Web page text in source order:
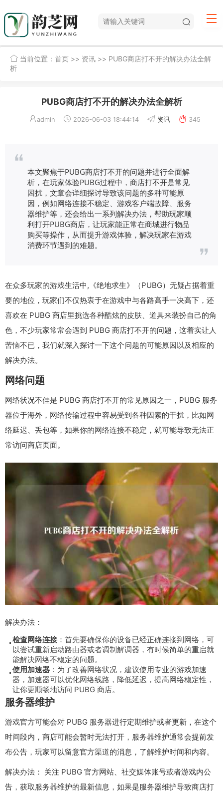
当前位置： 首页 >> 资讯 >> PUBG商店打不开的解决办法全解
析
PUBG商店打不开的解决办法全解析
admin 2026-06-03 18:44:14 资讯 345
本文聚焦于PUBG商店打不开的问题并进行全面解
析，在玩家体验PUBG过程中，商店打不开是常见
困扰，文章会详细探讨导致该问题的多种可能原
因，例如网络连接不稳定、游戏客户端故障、服务
器维护等，还会给出一系列解决办法，帮助玩家顺
利打开PUBG商店，让玩家能正常在商城进行物品
购买等操作，从而提升游戏体验，解决玩家在游戏
消费环节遇到的难题。
在众多玩家的游戏生活中,《绝地求生》（PUBG）无疑占据着重
要的地位，玩家们不仅热衷于在游戏中与各路高手一决高下，还
喜欢在 PUBG 商店里挑选各种酷炫的皮肤、道具来装扮自己的角
色，不少玩家常常会遇到 PUBG 商店打不开的问题，这着实让人
苦恼不已，我们就深入探讨一下这个问题的可能原因以及相应的
解决办法。
网络问题
网络状况不佳是 PUBG 商店打不开的常见原因之一，PUBG 服务
器位于海外，网络传输过程中容易受到各种因素的干扰，比如网
络延迟、丢包等，如果你的网络连接不稳定，就可能导致无法正
常访问商店页面。
解决办法：
检查网络连接 ：首先要确保你的设备已经正确连接到网络，可
以尝试重新启动路由器或者调制解调器，有时候简单的重启就
能解决网络不稳定的问题。
使用加速器 ：为了改善网络状况，建议使用专业的游戏加速
器，加速器可以优化网络线路，降低延迟，提高网络稳定性，
让你更顺畅地访问 PUBG 商店。
服务器维护
游戏官方可能会对 PUBG 服务器进行定期维护或者更新，在这个
时间段内，商店可能会暂时无法打开，服务器维护通常会提前发
布公告，玩家可以留意官方渠道的消息，了解维护时间和内容。
解决办法： 关注 PUBG 官方网站、社交媒体账号或者游戏内公
告，获取服务器维护的最新信息，如果是服务器维护导致商店打